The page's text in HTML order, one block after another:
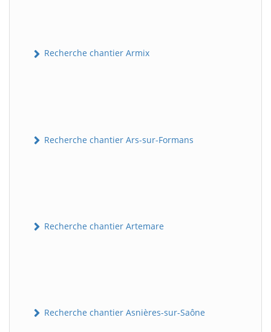
Recherche chantier Armix
Recherche chantier Ars-sur-Formans
Recherche chantier Artemare
Recherche chantier Asnières-sur-Saône